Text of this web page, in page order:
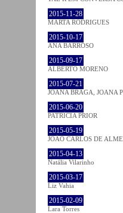
2015-11-28
MARTA RODRIGUES
2015-10-17
ANA BARROSO
2015-09-17
ALBERTO MORENO
2015-07-21
JOANA BRAGA, JOANA
2015-06-20
PATRÍCIA PRIOR
2015-05-19
JOÃO CARLOS DE
2015-04-13
Natália Vilarinho
2015-03-17
Liz Vahia
2015-02-09
Lara Torres